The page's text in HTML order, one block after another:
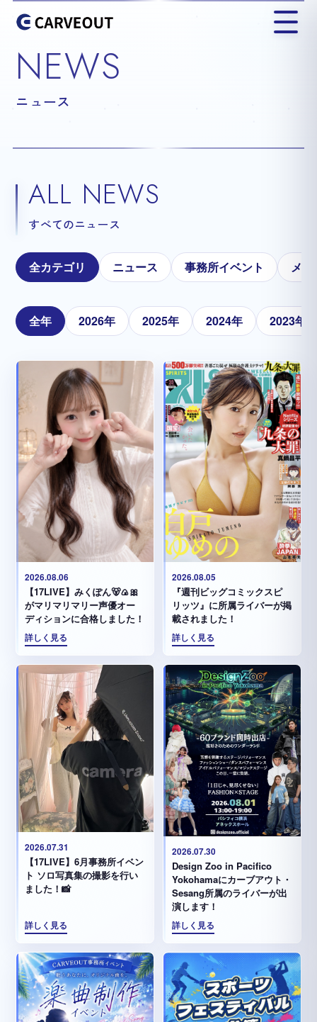
NEWS
ニュース
ALL NEWS
すべてのニュース
全カテゴリ ニュース 事務所イベント メ
全年 2026年 2025年 2024年 2023年
2026.08.06
【17LIVE】みくぽん🐻🍙🎀
がマリマリマリー声優オー
ディションに合格しました！
詳しく見る
2026.08.05
『週刊ビッグコミックスピ
リッツ』に所属ライバーが掲
載されました！
詳しく見る
2026.07.31
【17LIVE】6月事務所イベン
ト ソロ写真集の撮影を行い
ました！📸
詳しく見る
2026.07.30
Design Zoo in Pacifico
Yokohamaにカーブアウト・
Sesang所属のライバーが出
演します！
詳しく見る